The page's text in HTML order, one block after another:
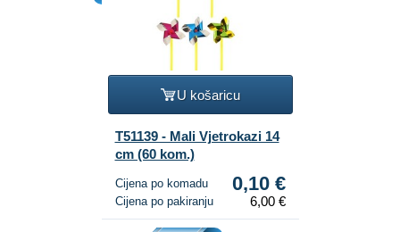
U košaricu
T51139 - Mali Vjetrokazi 14
cm (60 kom.)
Cijena po komadu 0,10 €
Cijena po pakiranju 6,00 €